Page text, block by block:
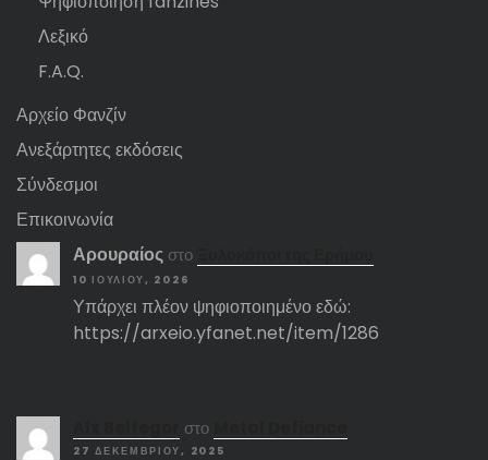
Λεξικό
F.A.Q.
Αρχείο Φανζίν
Ανεξάρτητες εκδόσεις
Σύνδεσμοι
Επικοινωνία
Αρουραίος στο
10 ΙΟΥΛΊΟΥ, 2026
Υπάρχει πλέον ψηφιοποιημένο εδώ:
https://arxeio.yfanet.net/item/1286
στο
27 ΔΕΚΕΜΒΡΊΟΥ, 2025